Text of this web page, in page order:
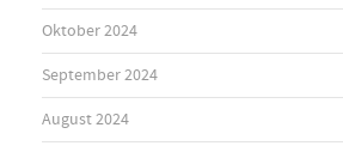
Oktober 2024
September 2024
August 2024